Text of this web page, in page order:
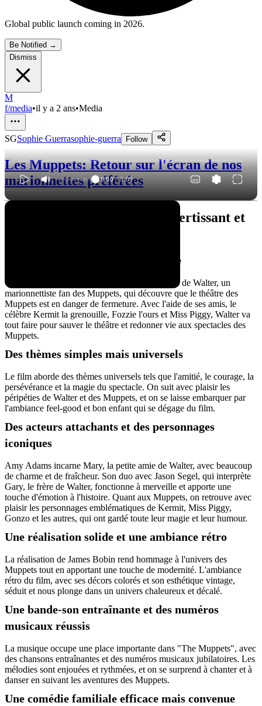
Global public launch coming in 2026.
Be Notified →
Dismiss
M
f/media•il y a 2 ans•Media
SGSophie Guerrasophie-guerra Follow
Les Muppets: Retour sur l'écran de nos
marionnettes préférées
0:00 / 0:00
"The Muppets" : Un film divertissant et
Un synopsis classique mais efficace
"The Muppets" est un film qui raconte l'histoire de Walter, un
marionnettiste fan des Muppets, qui découvre que le théâtre des
Muppets est en danger de fermeture. Avec l'aide de ses amis, le
célèbre Kermit la grenouille, Fozzie l'ours et Miss Piggy, Walter va
tout faire pour sauver le théâtre et redonner vie aux spectacles des
Muppets.
Des thèmes simples mais universels
Le film aborde des thèmes universels tels que l'amitié, le courage, la
persévérance et la magie du spectacle. On suit avec plaisir les
péripéties de Walter et des Muppets, et on se laisse embarquer par
l'ambiance feel-good et bon enfant qui se dégage du film.
Des acteurs attachants et des personnages
iconiques
Amy Adams incarne Mary, la petite amie de Walter, avec beaucoup
de charme et de fraîcheur. Son duo avec Jason Segel, qui interprète
Gary, le frère de Walter, fonctionne à merveille et apporte une
touche d'émotion à l'histoire. Quant aux Muppets, on retrouve avec
plaisir les personnages emblématiques de Kermit, Miss Piggy,
Gonzo et les autres, qui ont gardé toute leur magie et leur humour.
Une réalisation solide et une ambiance rétro
La réalisation de James Bobin rend hommage à l'univers des
Muppets tout en apportant une touche de modernité. L'ambiance
rétro du film, avec ses décors colorés et son esthétique vintage,
séduit et nous plonge dans un univers chaleureux et décalé.
Une bande-son entraînante et des numéros
musicaux réussis
La musique occupe une place importante dans "The Muppets", avec
des chansons entraînantes et des numéros musicaux jubilatoires. Les
mélodies sont enjouées et rythmées, et on se surprend à chanter et à
danser en suivant les aventures des Muppets.
Une comédie familiale efficace mais convenue